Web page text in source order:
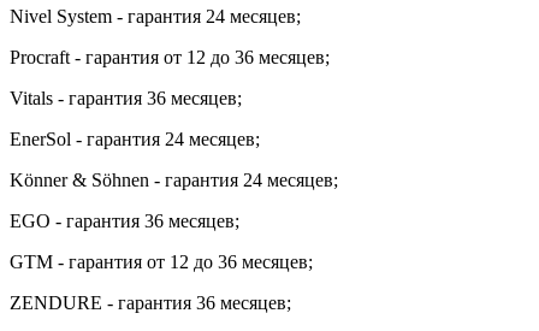
Nivel System - гарантия 24 месяцев;
Procraft - гарантия от 12 до 36 месяцев;
Vitals - гарантия 36 месяцев;
EnerSol - гарантия 24 месяцев;
Könner & Söhnen - гарантия 24 месяцев;
EGO - гарантия 36 месяцев;
GTM - гарантия от 12 до 36 месяцев;
ZENDURE - гарантия 36 месяцев;